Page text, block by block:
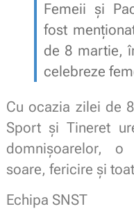
Femeii şi
fost
de 8 martie,
celebreze
Cu ocazia zilei de
Sport și Tineret
domnișoarelor,
soare, fericire şi
Echipa SNST